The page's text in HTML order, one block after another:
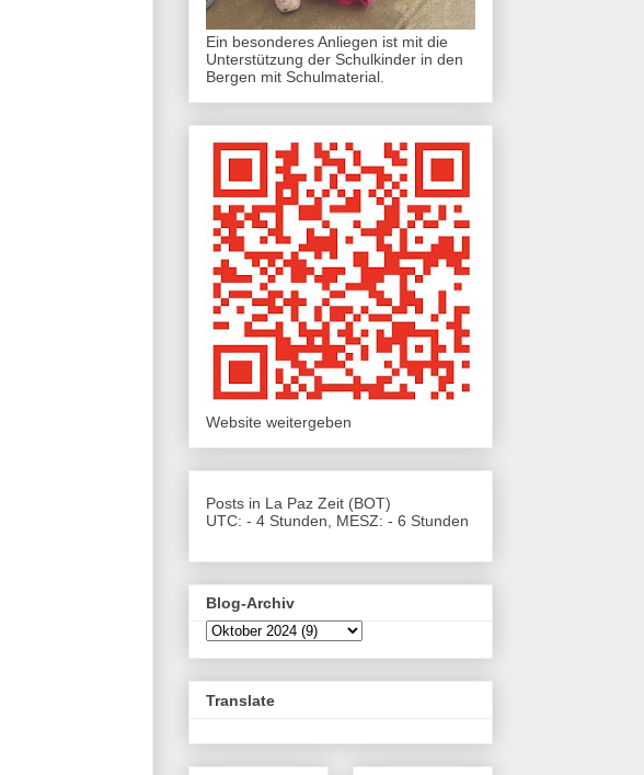
Ein besonderes Anliegen ist mit die
Unterstützung der Schulkinder in den
Bergen mit Schulmaterial.
Website weitergeben
Posts in La Paz Zeit (BOT)
UTC: - 4 Stunden, MESZ: - 6 Stunden
Blog-Archiv
Translate